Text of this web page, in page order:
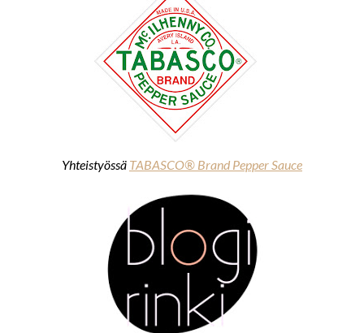
Yhteistyössä TABASCO® Brand Pepper Sauce